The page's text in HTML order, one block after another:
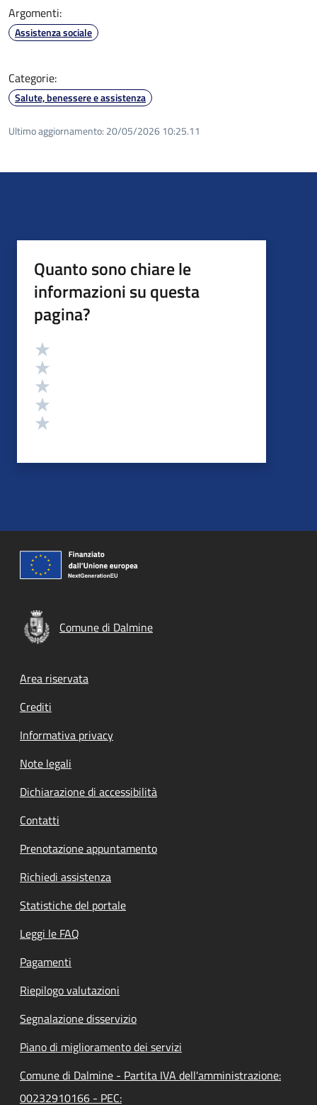
Argomenti:
Assistenza sociale
Categorie:
Salute, benessere e assistenza
Ultimo aggiornamento: 20/05/2026 10:25.11
Quanto sono chiare le
informazioni su questa
pagina?
Valutazione
Comune di Dalmine
Footer menu
Area riservata
Crediti
Informativa privacy
Note legali
Dichiarazione di accessibilità
Contatti
Prenotazione appuntamento
Richiedi assistenza
Statistiche del portale
Leggi le FAQ
Pagamenti
Riepilogo valutazioni
Segnalazione disservizio
Piano di miglioramento dei servizi
Comune di Dalmine - Partita IVA dell'amministrazione:
00232910166 - PEC: